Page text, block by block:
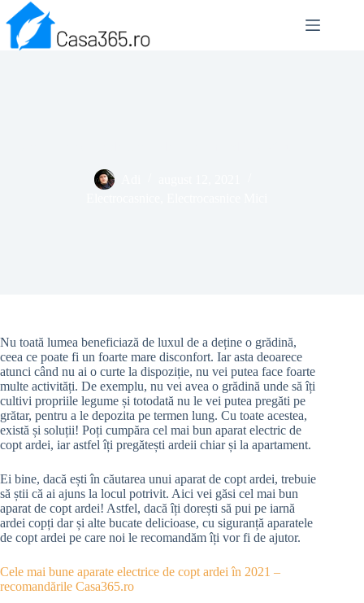
la
conținut
Nu toată lumea beneficiază de luxul de a deține o grădină,
ceea ce poate fi un foarte mare disconfort. Iar asta deoarece
atunci când nu ai o curte la dispoziție, nu vei putea face foarte
multe activități. De exemplu, nu vei avea o grădină unde să îți
cultivi propriile legume și totodată nu le vei putea pregăti pe
grătar, pentru a le depozita pe termen lung. Cu toate acestea,
există și soluții! Poți cumpăra cel mai bun aparat electric de
copt ardei, iar astfel îți pregătești ardeii chiar și la apartament.
Ei bine, dacă ești în căutarea unui aparat de copt ardei, trebuie
să știi că ai ajuns la locul potrivit. Aici vei găsi cel mai bun
aparat de copt ardei! Astfel, dacă îți dorești să pui pe iarnă
ardei copți dar și alte bucate delicioase, cu siguranță aparatele
de copt ardei pe care noi le recomandăm îți vor fi de ajutor.
Cele mai bune aparate electrice de copt ardei în 2021 –
recomandările Casa365.ro